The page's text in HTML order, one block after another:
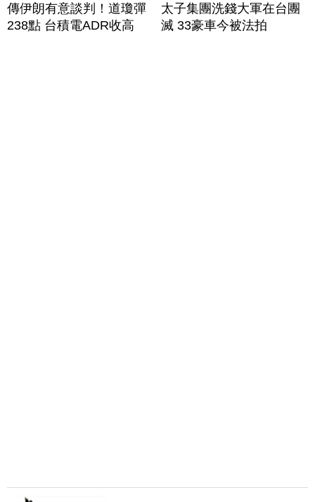
傳伊朗有意談判！道瓊彈
238點 台積電ADR收高
太子集團洗錢大軍在台團
滅 33豪車今被法拍